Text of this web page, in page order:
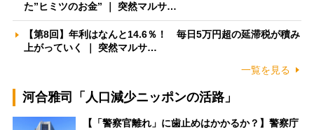
た”ヒミツのお金” ｜ 突然マルサ…
【第8回】年利はなんと14.6％！ 毎日5万円超の延滞税が積み
上がっていく ｜ 突然マルサ…
一覧を見る
河合雅司「人口減少ニッポンの活路」
【「警察官離れ」に歯止めはかかるか？】警察庁